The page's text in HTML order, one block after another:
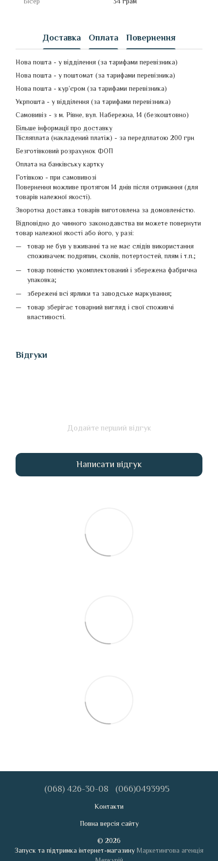
Доставка Оплата Повернення
Нова пошта - у відділення (за тарифами перевізника)
Нова пошта - у поштомат (за тарифами перевізника)
Нова пошта - кур’єром (за тарифами перевізника)
Укрпошта - у відділення (за тарифами перевізника)
Самовивіз - з м. Рівне, вул. Набережна, 14 (безкоштовно)
Більше інформації про доставку
Післяплата (накладений платіж) - за передплатою 200 грн
Безготівковий розрахунок ФОП
Оплата на банківську картку
Готівкою - при самовивозі
Повернення можливе протягом 14 днів після отримання (для
товарів належної якості).
Зворотна доставка товарів виготовлена ​​за домовленістю.
Відповідно до чинного законодавства ви можете повернути
товар належної якості або його, у разі:
товар не був у вживанні та не має слідів використання
споживачем: подряпин, сколів, потертостей, плям і т.п.;
товар повністю укомплектований і збережена фабрична
упаковка;
збережені всі ярлики та заводське маркування;
товар зберігає товарний вигляд і свої споживчі
властивості.
Відгуки
Додайте перший відгук
Написати відгук
(068) 426-30-08 (066)0493995
Контакти
Повна версія сайту
© 2026
Запуск та підтримка інтернет-магазину Маркетингова агенція